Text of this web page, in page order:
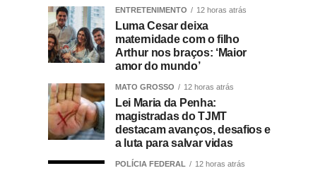
ENTRETENIMENTO 12 horas atrás
Luma Cesar deixa
maternidade com o filho
Arthur nos braços: ‘Maior
amor do mundo’
MATO GROSSO 12 horas atrás
Lei Maria da Penha:
magistradas do TJMT
destacam avanços, desafios e
a luta para salvar vidas
POLÍCIA FEDERAL 12 horas atrás